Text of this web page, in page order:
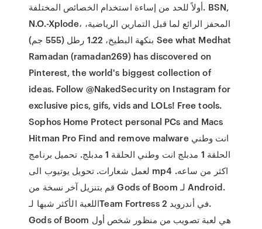
أولاً للحد من إساءة استخدام الخصائص المختلفة. BSN,
N.O.-Xplode، المحفز الرائع لما قبل التمارين الرياضية،
بنكهة البطيخ، 1.22 رطل (555 جم) See what Medhat
Ramadan (ramadan269) has discovered on
Pinterest, the world's biggest collection of
ideas. Follow @NakedSecurity on Instagram for
exclusive pics, gifs, vids and LOLs! Free tools.
Sophos Home Protect personal PCs and Macs
Hitman Pro Find and remove malware انت وطني
الحلقة 1 مدبلج انت وطني الحلقة 1 مدبلج. تحميل برنامج
لعمل شعارات. تحويل يوتيوب الى mp4 اكثر من ساعه.
قم بتنزيل آخر نسخة من Gods of Boom لـ Android.
اللعبة الأكثر شبها لـTeam Fortress 2 في أندرويد.
Gods of Boom هي لعبة تصويب من منظور شخص أول